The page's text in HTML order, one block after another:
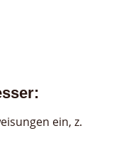
ein, z.